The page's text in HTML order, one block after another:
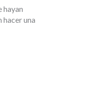
hayan
una